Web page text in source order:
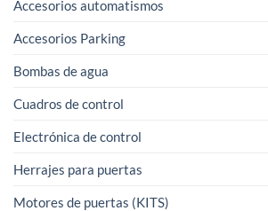
Accesorios automatismos
Accesorios Parking
Bombas de agua
Cuadros de control
Electrónica de control
Herrajes para puertas
Motores de puertas (KITS)